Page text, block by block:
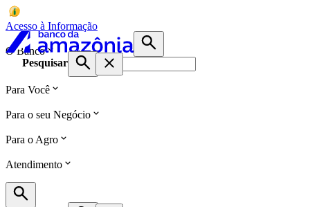
Acesso à Informação
O Banco
Pesquisar
Para Você
Para o seu Negócio
Para o Agro
Atendimento